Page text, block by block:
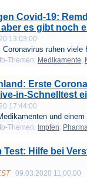
Covid-19:
es gibt noch
13:03:00
Coronavirus ruhen viele
Themen: Medikamente;
Erste
in-Schnelltest
17:44:00
und
Themen: Impfen;
Test: Hilfe bei
09.03.2020 11:00:00